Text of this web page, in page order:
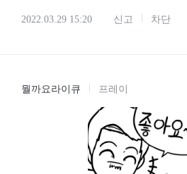
2022.03.29 15:20 신고 차단
뭘까요라이큐 프레이